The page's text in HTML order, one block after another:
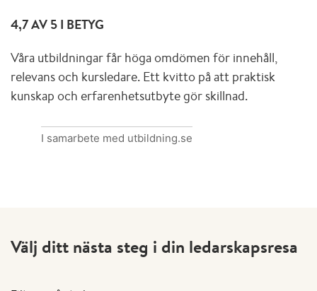
4,7 AV 5 I BETYG
Våra utbildningar får höga omdömen för innehåll,
relevans och kursledare. Ett kvitto på att praktisk
kunskap och erfarenhetsutbyte gör skillnad.
I samarbete med utbildning.se
Välj ditt nästa steg i din ledarskapsresa